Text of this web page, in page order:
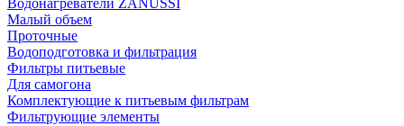
Малый объем
Проточные
Водоподготовка и фильтрация
Фильтры питьевые
Для самогона
Комплектующие к питьевым фильтрам
Фильтрующие элементы